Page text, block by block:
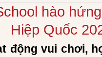
hào
Hiệp Quốc
động vui chơi,